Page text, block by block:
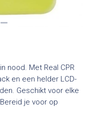
nood. Met Real CPR
en een helder LCD-
Geschikt voor elke
je voor op